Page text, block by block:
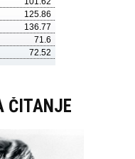
ČITANJE